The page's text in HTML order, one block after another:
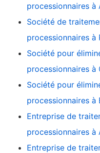
processionnaires à
Société de
processionnaires à
Société pour
processionnaires à
Société pour
processionnaires à
Entreprise de
processionnaires à
Entreprise de